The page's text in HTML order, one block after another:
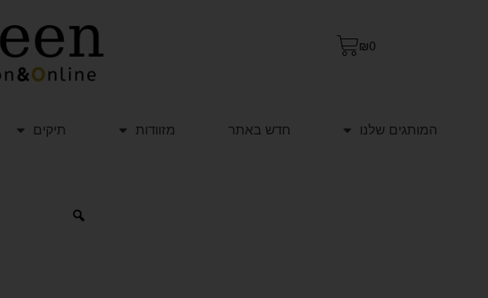
₪0
המותגים שלנו חדש באתר מזוודות תיקים